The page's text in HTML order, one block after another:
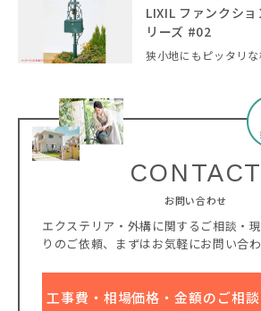
LIXIL ファンクシ
リーズ #02
狭小地にもピッタリ
CONTACT
お問い合わせ
エクステリア・外構に関するご相談・
りのご依頼、
まずはお気軽にお問い合わ
工事費・相場価格・金額のご相